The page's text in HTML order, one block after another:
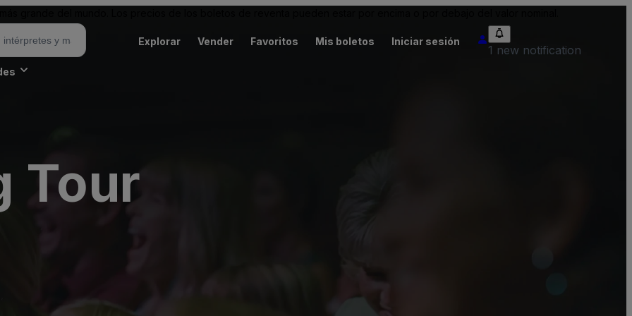
Explorar Vender Favoritos Mis boletos Iniciar sesión
1 new notification
Tour